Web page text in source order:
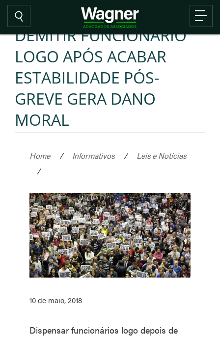
DEMITIR FUNCIONÁRIO
LOGO APÓS ACABAR
ESTABILIDADE PÓS-
GREVE GERA DANO
MORAL
Home / Informativos /
Leis e Notícias
/
10 de maio, 2018
Dispensar funcionários logo depois de